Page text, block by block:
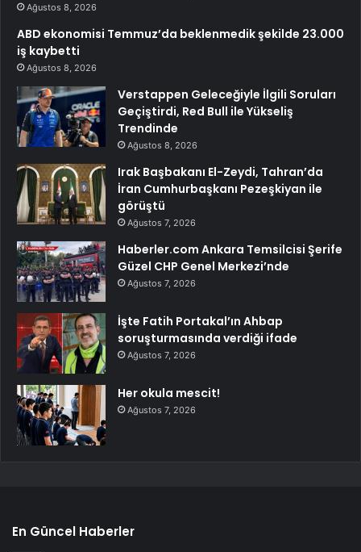
Ağustos 8, 2026
ABD ekonomisi Temmuz’da beklenmedik şekilde 23.000
iş kaybetti
Ağustos 8, 2026
Verstappen Geleceğiyle İlgili Soruları
Geçiştirdi, Red Bull ile Yükseliş
Trendinde
Ağustos 8, 2026
Irak Başbakanı El-Zeydi, Tahran’da
İran Cumhurbaşkanı Pezeşkiyan ile
görüştü
Ağustos 7, 2026
Haberler.com Ankara Temsilcisi Şerife
Güzel CHP Genel Merkezi’nde
Ağustos 7, 2026
İşte Fatih Portakal’ın Ahbap
soruşturmasında verdiği ifade
Ağustos 7, 2026
Her okula mescit!
Ağustos 7, 2026
En Güncel Haberler